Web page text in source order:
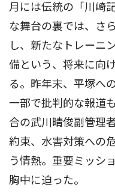
月には伝統の「川崎
な舞台の裏では、さ
し、新たなトレーニ
備という、将来に向
る。昨年末、平塚へ
一部で批判的な報道
合の武川晴俊副管理
約束、水害対策への
う情熱。重要ミッシ
胸中に迫った。